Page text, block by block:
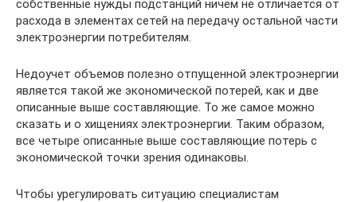
собственные нужды подстанций ничем не отличается от
расхода в элементах сетей на передачу остальной части
электроэнергии потребителям.
Недоучет объемов полезно отпущенной электроэнергии
является такой же экономической потерей, как и две
описанные выше составляющие. То же самое можно
сказать и о хищениях электроэнергии. Таким образом,
все четыре описанные выше составляющие потерь с
экономической точки зрения одинаковы.
Чтобы урегулировать ситуацию специалистам